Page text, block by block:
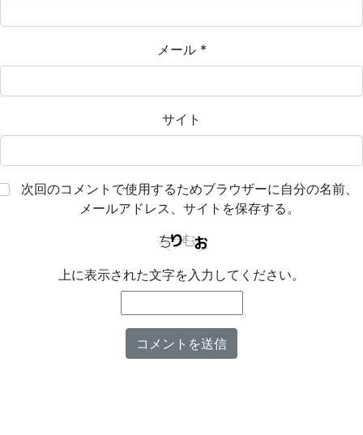
メール *
サイト
次回のコメントで使用するためブラウザーに自分の名前、
メールアドレス、サイトを保存する。
上に表示された文字を入力してください。